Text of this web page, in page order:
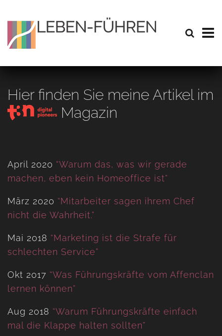
Hier finden Sie meine Artikel im
Magazin
April 2020 “Warum das, was wir gerade
machen, eben kein Homeoffice ist”
März 2020 “Mitarbeiter sagen ihrem Chef
nicht die Wahrheit.”
Mai 2018 “Marketing ist die Strafe für
schlechten Service”
Okt 2017 “Was Führungskräfte vom Affenclan
lernen können”
Aug 2018 “Warum Führungskräfte einfach
mal die Klappe halten sollten”